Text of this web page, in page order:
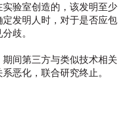
验室创造的，该发明至少
发明人时，对于是否应包
歧。
间第三方与类似技术相关
恶化，联合研究终止。